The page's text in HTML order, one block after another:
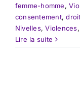
femme-homme,
consentement,
Nivelles,Violences
Lire la suite